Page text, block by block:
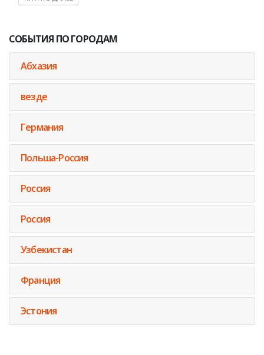
СОБЫТИЯ ПО ГОРОДАМ
Абхазия
везде
Германия
Польша-Россия
Россия
Россия
Узбекистан
Франция
Эстония